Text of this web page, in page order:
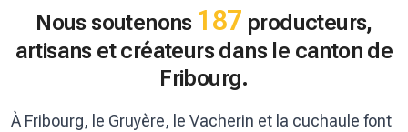
Nous soutenons 187 producteurs,
artisans et créateurs dans le canton de
Fribourg.
À Fribourg, le Gruyère, le Vacherin et la cuchaule font